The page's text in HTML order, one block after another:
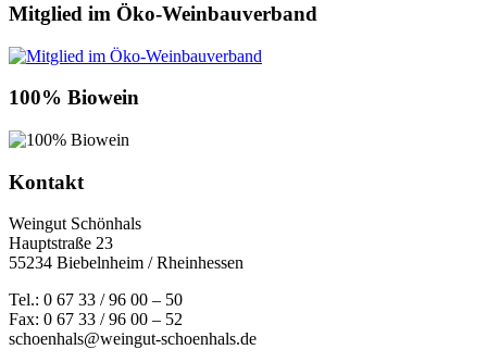
Mitglied im Öko-Weinbauverband
100% Biowein
Kontakt
Weingut Schönhals
Hauptstraße 23
55234 Biebelnheim / Rheinhessen
Tel.: 0 67 33 / 96 00 – 50
Fax: 0 67 33 / 96 00 – 52
schoenhals@weingut-schoenhals.de